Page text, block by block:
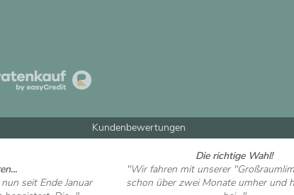
Kundenbewertungen
seit Ende Januar
Die richtige Wahl!
"Wir fahren mit unserer
schon über zwei Monate umher und